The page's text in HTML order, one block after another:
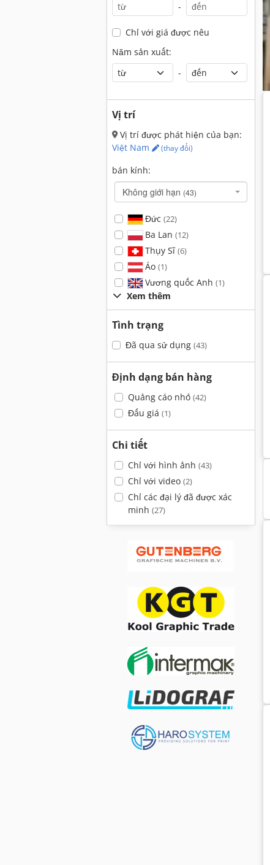
-
Chỉ với giá được nêu
Năm sản xuất:
-
Vị trí
Vị trí được phát hiện của bạn:
Việt Nam
(thay đổi)
bán kính:
Không giới hạn (43)
Đức (22)
Ba Lan (12)
Thụy Sĩ(6)
Áo (1)
Vương quốc Anh (1)
Xem thêm
Tình trạng
Đã qua sử dụng (43)
Định dạng bán hàng
Quảng cáo nhỏ (42)
Đấu giá (1)
Chi tiết
Chỉ với hình ảnh (43)
Chỉ với video (2)
Chỉ các đại lý đã được xác
minh (27)
Hang 106 Glw 4 Foellmer